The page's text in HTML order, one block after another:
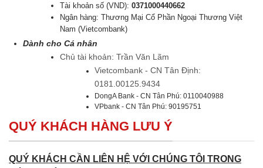
Tài khoản số (VND):0371000440662
Ngân hàng: Thương Mại Cổ Phần Ngoại Thương Việt
Nam (Vietcombank)
Dành cho Cá nhân
Chủ tài khoản: Trần Văn Lãm
Vietcombank - CN Tân Định:
0181.00125.9434
DongA Bank - CN Tân Phú: 0110040988
VPbank - CN Tân Phú: 90195751
QUÝ KHÁCH HÀNG LƯU Ý
QUÝ KHÁCH CẦN LIÊN HỆ VỚI CHÚNG TÔI TRONG